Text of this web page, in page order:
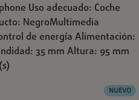
Uso adecuado: Coche
NegroMultimedia
de energía Alimentación:
35 mm Altura: 95 mm
NUEVO